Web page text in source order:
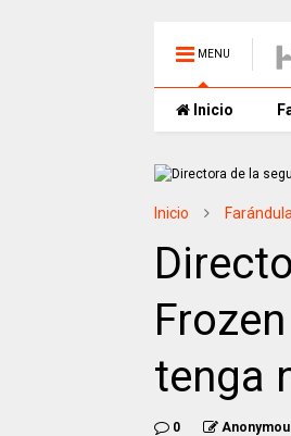
MENU
Inicio
Inicio Farándula
tenga
0